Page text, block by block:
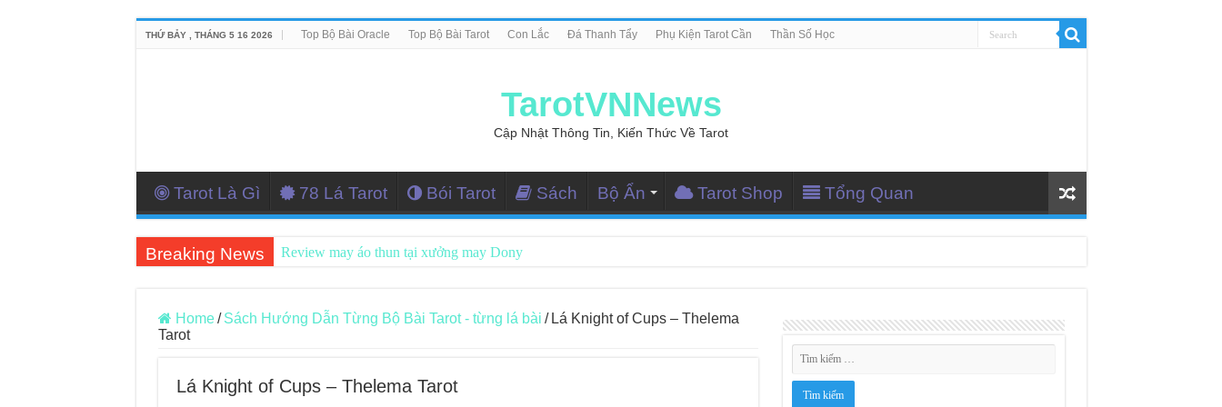
THỨ BẢY , THÁNG 5 16 2026 Top Bộ Bài Oracle Top Bộ Bài Tarot Con Lắc Đá Thanh Tẩy Phụ Kiện Tarot Cần Thần Số Học
TarotVNNews
Cập Nhật Thông Tin, Kiến Thức Về Tarot
Tarot Là Gì 78 Lá Tarot Bói Tarot Sách Bộ Ẩn Tarot Shop Tổng Quan
Breaking News
Review may áo thun tại xưởng may Dony
Konxari Cards – Trải Nghiệm Kết Nối Với Thế Giới Tâm Linh
Journey Of Love Oracle – Lá Số 70: Heaven
Home / Sách Hướng Dẫn Từng Bộ Bài Tarot - từng lá bài / Lá Knight of Cups – Thelema
Tarot
Lá Knight of Cups – Thelema Tarot